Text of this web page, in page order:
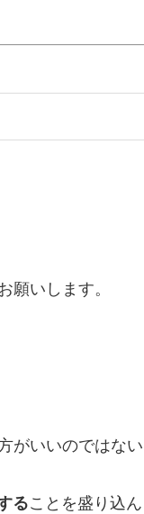
願いします。
がいいのではない
ることを盛り込ん